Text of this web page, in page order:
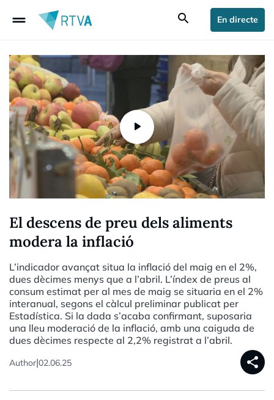
drag_handle search En directe
El descens de preu dels aliments
modera la inflació
L’indicador avançat situa la inflació del maig en el 2%,
dues dècimes menys que a l’abril. L’índex de preus al
consum estimat per al mes de maig se situaria en el 2%
interanual, segons el càlcul preliminar publicat per
Estadística. Si la dada s’acaba confirmant, suposaria
una lleu moderació de la inflació, amb una caiguda de
dues dècimes respecte al 2,2% registrat a l’abril.
Author|02.06.25 share